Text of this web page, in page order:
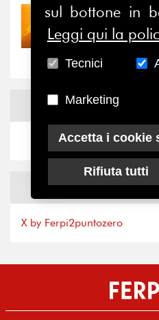
30/07/2026
Nove anni
“grande
News
X by Ferpi2puntozero
sul bottone in
Leggi qui la
Tecnici
Marketing
Accetta i cookie
Rifiuta tutti